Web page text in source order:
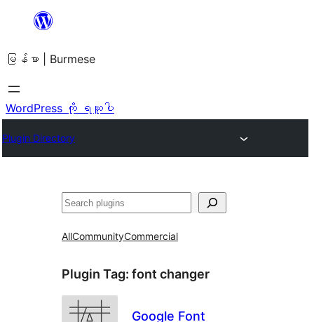
အကြောင်းအရာ
ကျော်သွား
ရန်
မြန်မာ | Burmese
WordPress ကို ရယူပါ
Plugin Directory
ရှာ
AllCommunityCommercial
Plugin Tag: font changer
Google Font